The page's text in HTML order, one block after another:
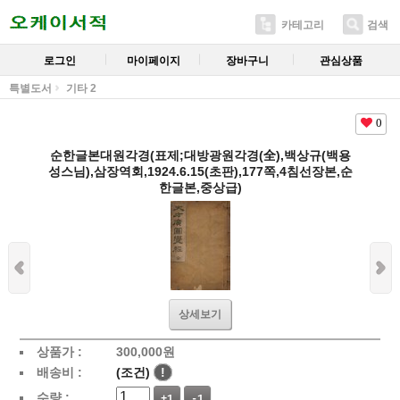
카테고리 검색
로그인 마이페이지 장바구니 관심상품
특별도서 기타 2
0
순한글본대원각경(표제;대방광원각경(全),백상규(백용
성스님),삼장역회,1924.6.15(초판),177쪽,4침선장본,순
한글본,중상급)
상세보기
상품가 : 300,000원
배송비 :
(조건)
!